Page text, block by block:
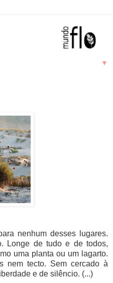
▼
nenhum desses lugares.
Longe de tudo e de todos,
uma planta ou um lagarto.
nem tecto. Sem cercado à
e de silêncio. (...)